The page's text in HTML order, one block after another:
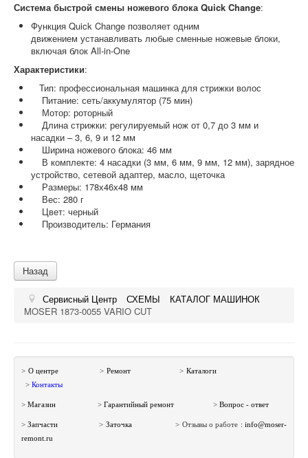
Система быстрой смены ножевого блока Quick Change:
Функция Quick Change позволяет одним
движением устанавливать любые сменные ножевые блоки,
включая блок All-in-One
Характеристики:
Тип: профессиональная машинка для стрижки волос
Питание: сеть/аккумулятор (75 мин)
Мотор: роторный
Длина стрижки: регулируемый нож от 0,7 до 3 мм и
насадки – 3, 6, 9 и 12 мм
Ширина ножевого блока: 46 мм
В комплекте: 4 насадки (3 мм, 6 мм, 9 мм, 12 мм), зарядное
устройство, сетевой адаптер, масло, щеточка
Размеры: 178х46х48 мм
Вес: 280 г
Цвет: черный
Производитель: Германия
Сервисный Центр СХЕМЫ
КАТАЛОГ МАШИНОК
MOSER 1873-0055 VARIO CUT
> О центре >Ремонт > Каталоги
> Контакты
> Магазин > Гарантийный ремонт > Вопрос - ответ
>Запчасти > Заточка > Отзывы о работе : info​@​moser-
remont.ru